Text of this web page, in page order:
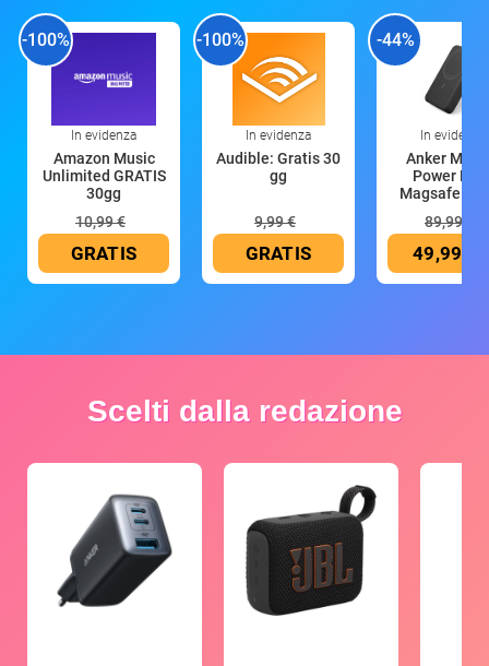
-100%
In evidenza
Amazon Music
Unlimited GRATIS
30gg
10,99 €
GRATIS
-100%
In evidenza
Audible: Gratis 30
gg
9,99 €
GRATIS
-44%
In evidenza
Anker
Power
Magsafe
89,99 €
49,99 €
Scelti dalla redazione